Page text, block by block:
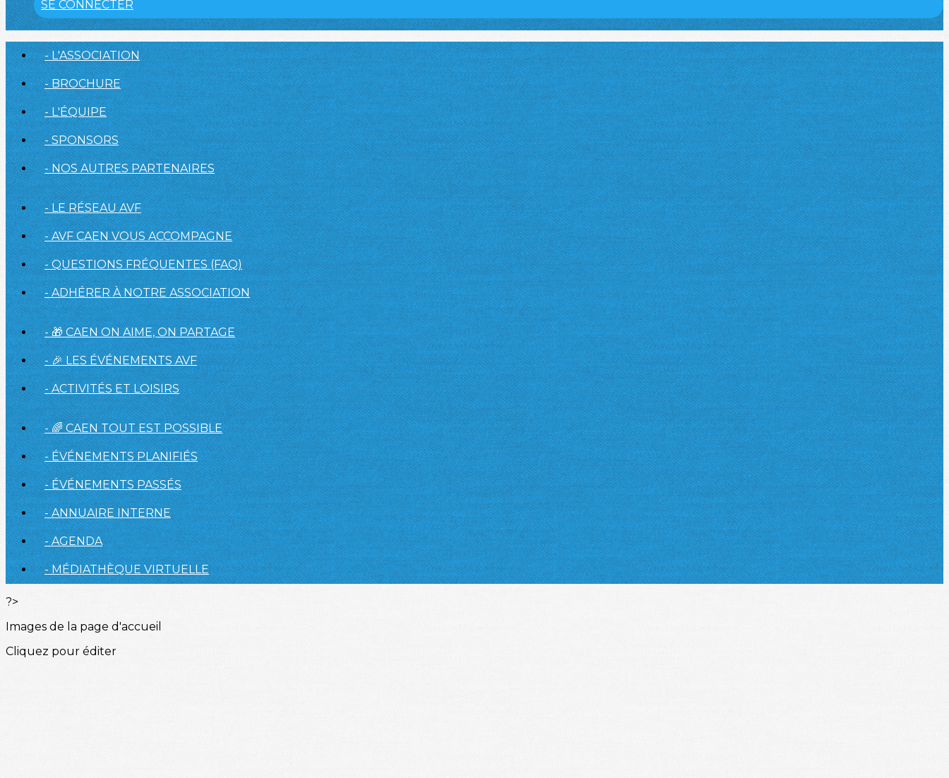
SE CONNECTER
- L'ASSOCIATION
- BROCHURE
- L'ÉQUIPE
- SPONSORS
- NOS AUTRES PARTENAIRES
- LE RÉSEAU AVF
- AVF CAEN VOUS ACCOMPAGNE
- QUESTIONS FRÉQUENTES (FAQ)
- ADHÉRER À NOTRE ASSOCIATION
- 🎁 CAEN ON AIME, ON PARTAGE
- 🎉 LES ÉVÉNEMENTS AVF
- ACTIVITÉS ET LOISIRS
- 🌈 CAEN TOUT EST POSSIBLE
- ÉVÉNEMENTS PLANIFIÉS
- ÉVÉNEMENTS PASSÉS
- ANNUAIRE INTERNE
- AGENDA
- MÉDIATHÈQUE VIRTUELLE
?>
Images de la page d'accueil
Cliquez pour éditer